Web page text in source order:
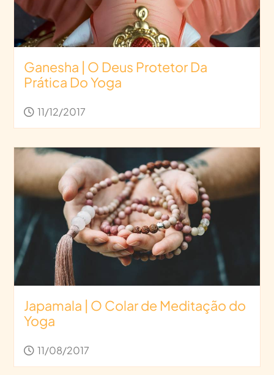
Ganesha | O Deus Protetor Da
Prática Do Yoga
11/12/2017
Japamala | O Colar de Meditação do
Yoga
11/08/2017